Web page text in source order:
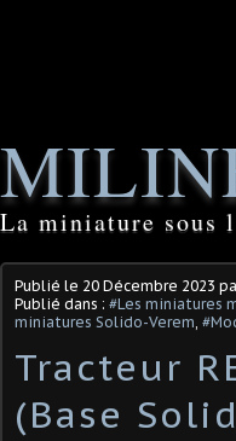
La miniature sous
Publié le 20 Décembre 2023
Publié dans : #Les miniatures
miniatures Solido-Verem,
Tracteur
(Base